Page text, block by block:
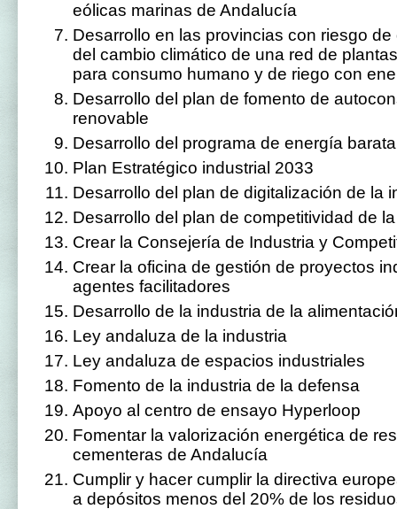
eólicas marinas de Andalucía
Desarrollo en las provincias con riesgo
del cambio climático de una red de
para consumo humano y de riego con
Desarrollo del plan de fomento de
renovable
Desarrollo del programa de energía
Plan Estratégico industrial 2033
Desarrollo del plan de digitalización de la
Desarrollo del plan de competitividad de
Crear la Consejería de Industria y
Crear la oficina de gestión de proyectos
agentes facilitadores
Desarrollo de la industria de la
Ley andaluza de la industria
Ley andaluza de espacios industriales
Fomento de la industria de la defensa
Apoyo al centro de ensayo Hyperloop
Fomentar la valorización energética de
cementeras de Andalucía
Cumplir y hacer cumplir la directiva
a depósitos menos del 20% de los